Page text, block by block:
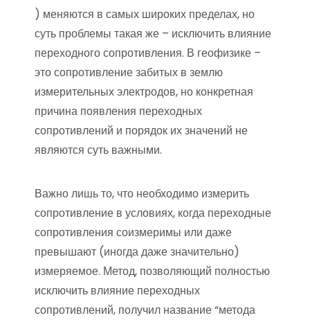
) меняются в самых широких пределах, но
суть проблемы такая же – исключить влияние
переходного сопротивления. В геофизике –
это сопротивление забитых в землю
измерительных электродов, но конкретная
причина появления переходных
сопротивлений и порядок их значений не
являются суть важными.
Важно лишь то, что необходимо измерить
сопротивление в условиях, когда переходные
сопротивления соизмеримы или даже
превышают (иногда даже значительно)
измеряемое. Метод, позволяющий полностью
исключить влияние переходных
сопротивлений, получил название “метода